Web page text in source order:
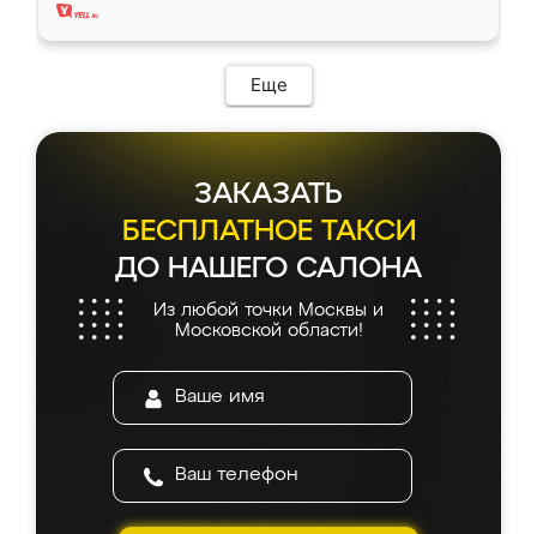
Еще
ЗАКАЗАТЬ
БЕСПЛАТНОЕ ТАКСИ
ДО НАШЕГО САЛОНА
Из любой точки Москвы и
Московской области!